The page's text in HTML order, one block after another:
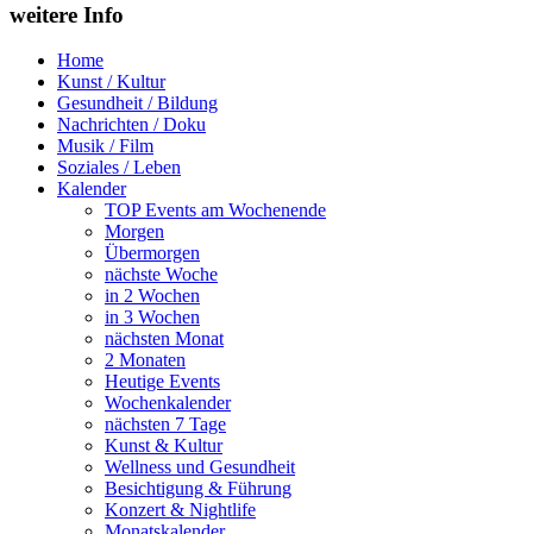
weitere Info
Home
Kunst / Kultur
Gesundheit / Bildung
Nachrichten / Doku
Musik / Film
Soziales / Leben
Kalender
TOP Events am Wochenende
Morgen
Übermorgen
nächste Woche
in 2 Wochen
in 3 Wochen
nächsten Monat
2 Monaten
Heutige Events
Wochenkalender
nächsten 7 Tage
Kunst & Kultur
Wellness und Gesundheit
Besichtigung & Führung
Konzert & Nightlife